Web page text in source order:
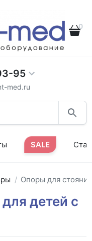
0
95
med.ru
SALE
Опоры для стояния
детей с